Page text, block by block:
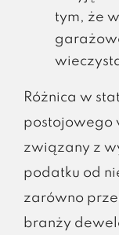
tym, że
Różnica w
postojowego
związany z
podatku od
zarówno
branży